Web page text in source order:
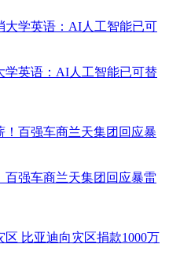
学英语：AI人工智能已可替
强车商兰天集团回应暴雷